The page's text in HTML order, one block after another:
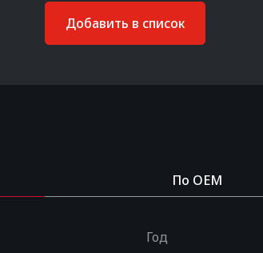
Добавить в список
По OEM
Год